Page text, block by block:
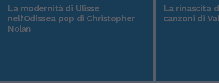
La modernità di Ulisse
nell'Odissea pop di Christopher
Nolan
La rinascita
canzoni di